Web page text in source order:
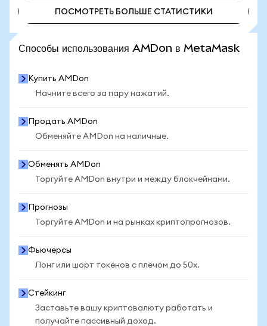
ПОСМОТРЕТЬ БОЛЬШЕ СТАТИСТИКИ
Способы использования AMDon в MetaMask
Купить AMDon
Начните всего за пару нажатий.
Продать AMDon
Обменяйте AMDon на наличные.
Обменять AMDon
Торгуйте AMDon внутри и между блокчейнами.
Прогнозы
Торгуйте AMDon и на рынках криптопрогнозов.
Фьючерсы
Лонг или шорт токенов с плечом до 50x.
Стейкинг
Заставьте вашу криптовалюту работать и
получайте пассивный доход.